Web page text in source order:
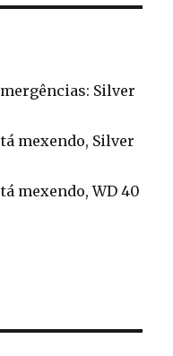
Silver
mexendo, Silver
mexendo, WD 40